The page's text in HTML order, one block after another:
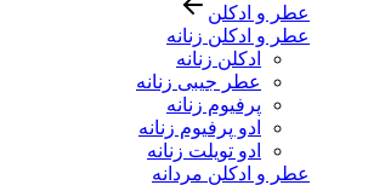
عطر و ادکلن
عطر و ادکلن زنانه
ادکلن زنانه
عطر جیبی زنانه
پرفیوم زنانه
ادو پرفیوم زنانه
ادو تویلت زنانه
عطر و ادکلن مردانه